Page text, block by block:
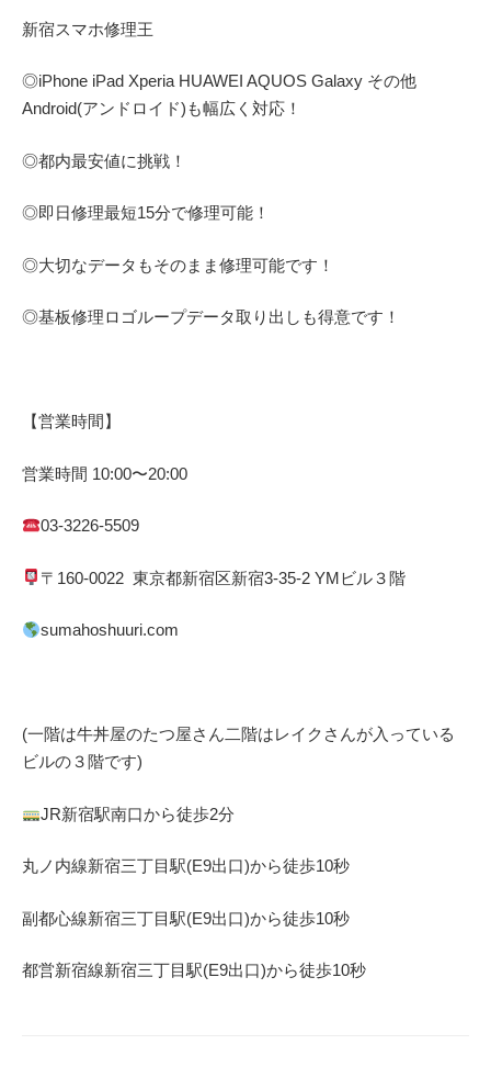
新宿スマホ修理王
◎iPhone iPad Xperia HUAWEI AQUOS Galaxy その他
Android(アンドロイド) も幅広く対応！
◎都内最安値に挑戦！
◎即日修理最短15分で修理可能！
◎大切なデータもそのまま修理可能です！
◎基板修理ロゴループデータ取り出しも得意です！
【営業時間】
営業時間 10:00〜20:00
03-3226-5509
〒 160-0022 東京都新宿区新宿3-35-2 YMビル３階
sumahoshuuri.com
(一階は牛丼屋のたつ屋さん二階はレイクさんが入っている
ビルの３階です)
JR新宿駅南口から徒歩2分
丸ノ内線新宿三丁目駅(E9出口)から徒歩10秒
副都心線新宿三丁目駅(E9出口)から徒歩10秒
都営新宿線新宿三丁目駅(E9出口)から徒歩10秒